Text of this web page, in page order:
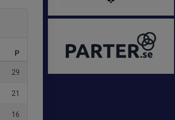
P
29
21
16